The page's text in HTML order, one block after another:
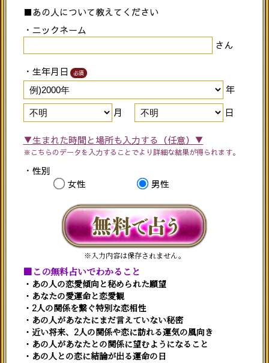
■あの人について教えてください
・ニックネーム
さん
・生年月日 必須
年
月
日
▼生まれた時間と場所も入力する（任意）▼
※こちらのデータを入力することでより詳細な結果が得られます。
・性別
女性
男性
※入力内容は保存されません。
■この無料占いでわかること
・あの人の恋愛傾向と秘められた願望
・あなたの愛運命と恋愛観
・2人の関係を繋ぐ特別な恋相性
・あの人があなたにまだ言えていない秘密
・近い将来、2人の関係や恋に訪れる運気の風向き
・あの人があなたとの関係に望むようになること
・あの人との恋に結論が出る運命の日